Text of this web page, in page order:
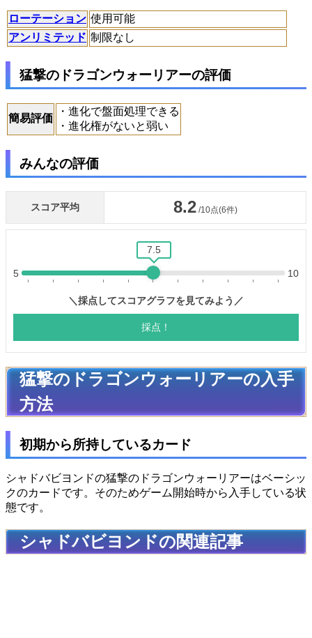
ローテーション 使用可能
アンリミテッド 制限なし
猛撃のドラゴンウォーリアーの評価
簡易評価
・進化で盤面処理できる
・進化権がないと弱い
みんなの評価
猛撃のドラゴンウォーリアーの入手
方法
初期から所持しているカード
シャドバビヨンドの猛撃のドラゴンウォーリアーはベーシッ
クのカードです。そのためゲーム開始時から入手している状
態です。
シャドバビヨンドの関連記事